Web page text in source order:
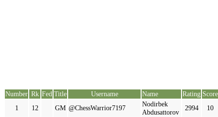
Number Rk Fed Title Username Name Rating Score
1
12 GM @ChessWarrior7197
Nodirbek
Abdusattorov
2994 10